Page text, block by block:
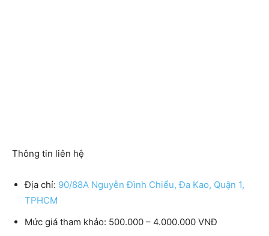
Thông tin liên hệ
Địa chỉ: 90/88A Nguyễn Đình Chiểu, Đa Kao, Quận 1,
TPHCM
Mức giá tham khảo: 500.000 – 4.000.000 VNĐ